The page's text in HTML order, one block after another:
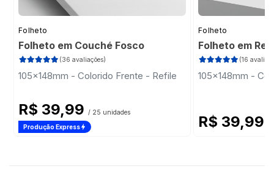
Folheto
Folheto em Couché Fosco
(36 avaliações)
105x148mm - Colorido Frente - Refile
R$ 39,99 / 25 unidades
Produção Express
Folheto
Folheto em
(16
105x148mm -
R$ 39,99